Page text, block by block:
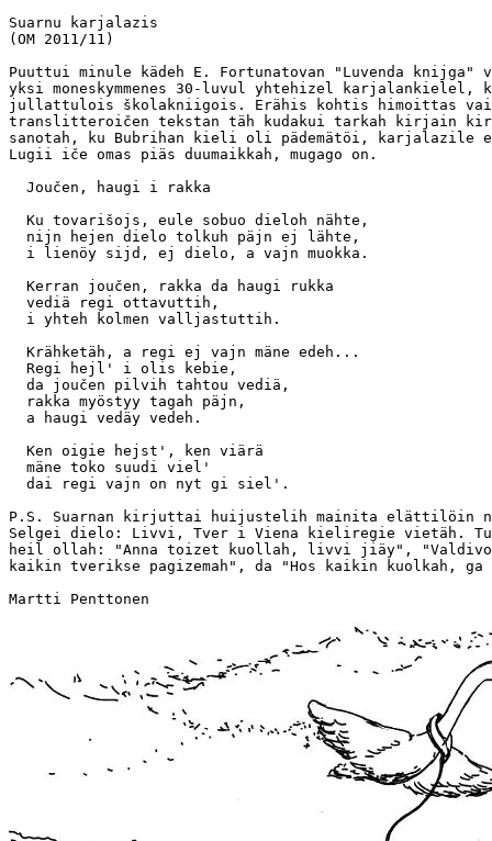
Suarnu karjalazis
(OM 2011/11)
Puuttui minule kädeh E. Fortunatovan "Luvenda knijga"
yksi moneskymmenes 30-luvul yhtehizel
jullattulois školakniigois. Erähis kohtis himoittas
translitteroičen tekstan täh kudakui tarkah kirjain
sanotah, ku Bubrihan kieli oli pädemätöi, karjalazile
Lugii iče omas piäs duumaikkah, mugago on.
  Joučen, haugi i rakka
  Ku tovarišojs, eule sobuo dieloh nähte,
  nijn hejen dielo tolkuh päjn ej lähte,
  i lienöy sijd, ej dielo, a vajn muokka.
  Kerran joučen, rakka da haugi rukka
  vediä regi ottavuttih,
  i yhteh kolmen valljastuttih.
  Krähketäh, a regi ej vajn mäne edeh...
  Regi hejl' i olis kebie,
  da joučen pilvih tahtou vediä,
  rakka myöstyy tagah päjn,
  a haugi vedäy vedeh.
  Ken oigie hejst', ken viärä
  mäne toko suudi viel'
  dai regi vajn on nyt gi siel'.
P.S. Suarnan kirjuttai huijustelih mainita elättilöin
Selgei dielo: Livvi, Tver i Viena kieliregie vietäh.
heil ollah: "Anna toizet kuollah, livvi jiäy", "Valdivo
kaikin tverikse pagizemah", da "Hos kaikin kuolkah, ga